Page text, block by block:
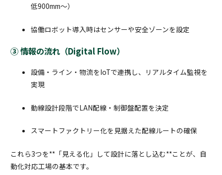
低900mm〜）
協働ロボット導入時はセンサーや安全ゾーンを設定
③ 情報の流れ（Digital Flow）
設備・ライン・物流をIoTで連携し、リアルタイム監視を
実現
動線設計段階でLAN配線・制御盤配置を決定
スマートファクトリー化を見据えた配線ルートの確保
これら3つを**「見える化」して設計に落とし込む**ことが、自
動化対応工場の基本です。